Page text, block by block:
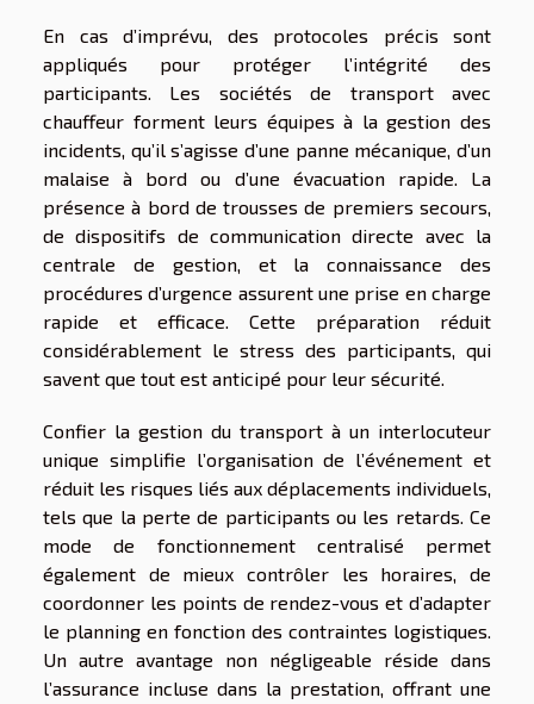
En cas d’imprévu, des protocoles précis sont
appliqués pour protéger l’intégrité des
participants. Les sociétés de transport avec
chauffeur forment leurs équipes à la gestion des
incidents, qu’il s’agisse d’une panne mécanique, d’un
malaise à bord ou d’une évacuation rapide. La
présence à bord de trousses de premiers secours,
de dispositifs de communication directe avec la
centrale de gestion, et la connaissance des
procédures d’urgence assurent une prise en charge
rapide et efficace. Cette préparation réduit
considérablement le stress des participants, qui
savent que tout est anticipé pour leur sécurité.
Confier la gestion du transport à un interlocuteur
unique simplifie l’organisation de l’événement et
réduit les risques liés aux déplacements individuels,
tels que la perte de participants ou les retards. Ce
mode de fonctionnement centralisé permet
également de mieux contrôler les horaires, de
coordonner les points de rendez-vous et d’adapter
le planning en fonction des contraintes logistiques.
Un autre avantage non négligeable réside dans
l’assurance incluse dans la prestation, offrant une